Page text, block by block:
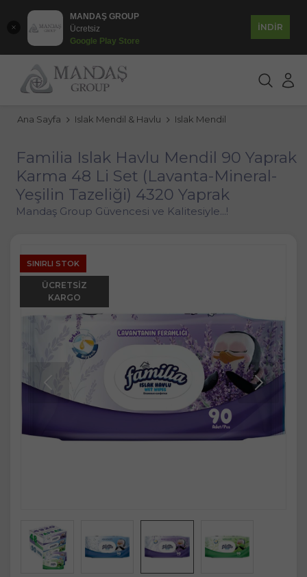
MANDAŞ GROUP
Ücretsiz
Google Play Store
İNDİR
Ana Sayfa Islak Mendil & Havlu Islak Mendil
Familia Islak Havlu Mendil 90 Yaprak
Karma 48 Li Set (Lavanta-Mineral-
Yeşilin Tazeliği) 4320 Yaprak
Mandaş Group Güvencesi ve Kalitesiyle...!
SINIRLI STOK
ÜCRETSIZ
KARGO